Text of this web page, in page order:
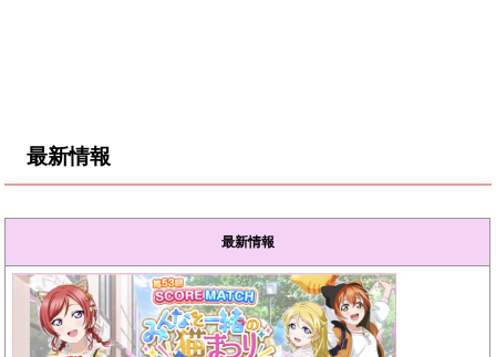
最新情報
最新情報